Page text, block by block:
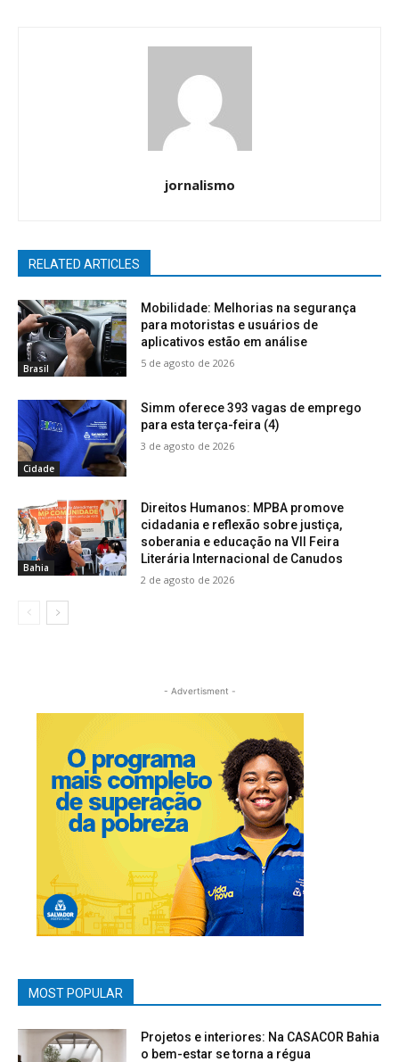
jornalismo
RELATED ARTICLES
Brasil
Mobilidade: Melhorias na segurança
para motoristas e usuários de
aplicativos estão em análise
5 de agosto de 2026
Cidade
Simm oferece 393 vagas de emprego
para esta terça-feira (4)
3 de agosto de 2026
Bahia
Direitos Humanos: MPBA promove
cidadania e reflexão sobre justiça,
soberania e educação na VII Feira
Literária Internacional de Canudos
2 de agosto de 2026
- Advertisment -
MOST POPULAR
Projetos e interiores: Na CASACOR Bahia
o bem-estar se torna a régua